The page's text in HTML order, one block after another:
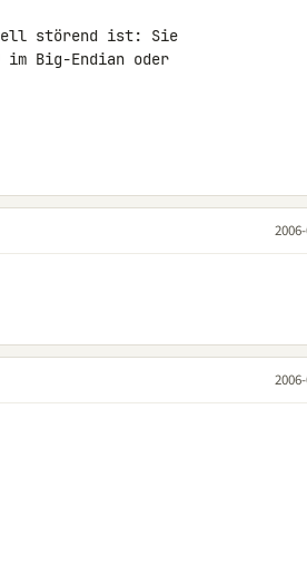
störend ist: Sie
Big-Endian oder